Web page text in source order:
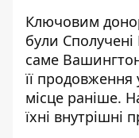
Ключовим
були
саме
її
місце раніше.
їхні внутрішні